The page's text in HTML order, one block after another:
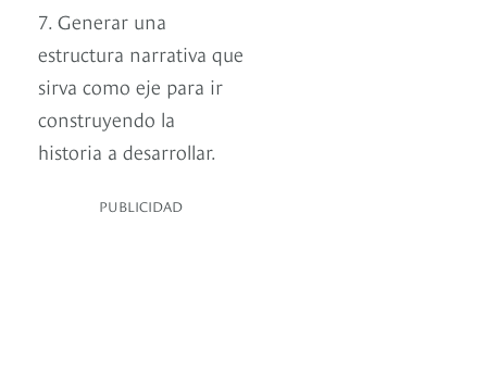
7. Generar una
estructura narrativa que
sirva como eje para ir
construyendo la
historia a desarrollar.
PUBLICIDAD